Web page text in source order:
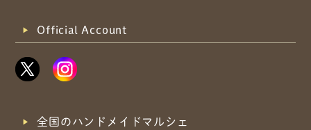
Official Account
全国のハンドメイドマルシェ